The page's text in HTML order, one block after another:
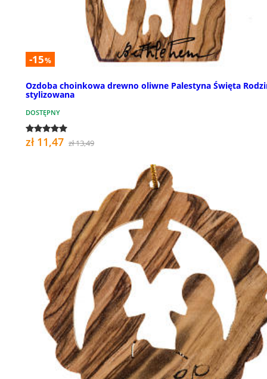
-15%
Ozdoba choinkowa drewno oliwne Palestyna Święta
stylizowana
DOSTĘPNY
zł 11,47 zł 13,49